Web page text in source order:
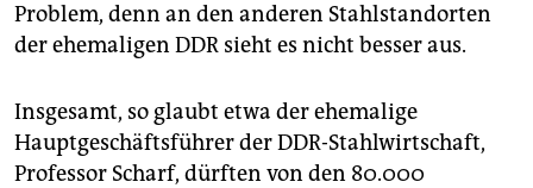
Problem, denn an den anderen Stahlstandorten
der ehemaligen DDR sieht es nicht besser aus.
Insgesamt, so glaubt etwa der ehemalige
Hauptgeschäftsführer der DDR-Stahlwirtschaft,
Professor Scharf, dürften von den 80.000